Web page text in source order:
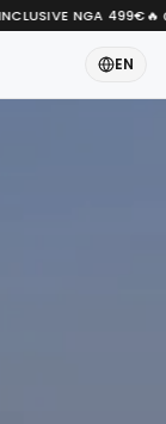
NGA 499€🔥
EN